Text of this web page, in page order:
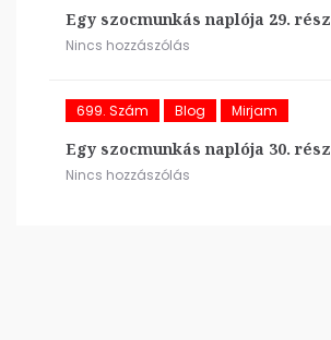
Egy szocmunkás naplója 29. rész
Nincs hozzászólás
699. Szám Blog Mirjam
Egy szocmunkás naplója 30. rész
Nincs hozzászólás